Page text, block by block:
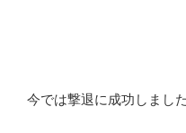
今では撃退に成功しまし